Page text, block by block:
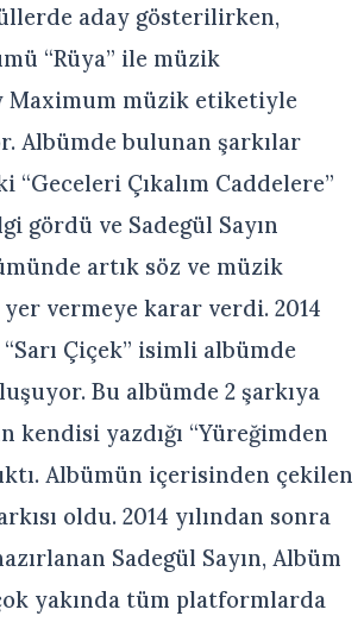
aday gösterilirken,
“Rüya” ile müzik
Maximum müzik etiketiyle
Albümde bulunan şarkılar
Çıkalım Caddelere”
gördü ve Sadegül Sayın
artık söz ve müzik
vermeye karar verdi. 2014
Çiçek” isimli albümde
Bu albümde 2 şarkıya
kendisi yazdığı “Yüreğimden
Albümün içerisinden çekilen
oldu. 2014 yılından sonra
Sadegül Sayın, Albüm
yakında tüm platformlarda